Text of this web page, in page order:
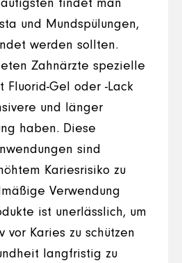
findet man
und Mundspülungen,
werden sollten.
Zahnärzte spezielle
Fluorid-Gel oder -Lack
und länger
haben. Diese
sind
Kariesrisiko zu
Verwendung
ist unerlässlich, um
Karies zu schützen
langfristig zu